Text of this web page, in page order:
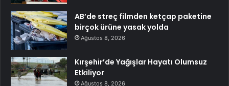
AB’de streç filmden ketçap paketine
birçok ürüne yasak yolda
Ağustos 8, 2026
Kırşehir’de Yağışlar Hayatı Olumsuz
Etkiliyor
Ağustos 8, 2026